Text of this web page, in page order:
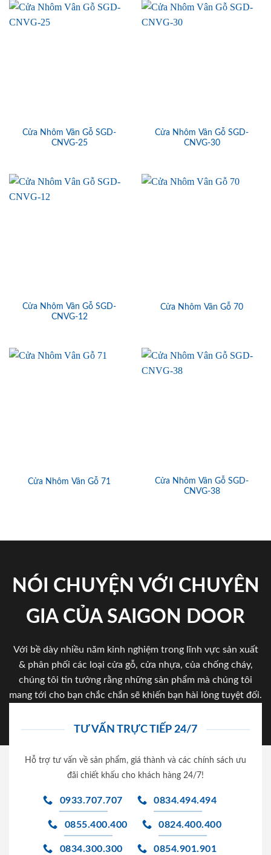
Cửa Nhôm Vân Gỗ SGD-
CNVG-25
Cửa Nhôm Vân Gỗ SGD-
CNVG-30
Cửa Nhôm Vân Gỗ SGD-
CNVG-12
Cửa Nhôm Vân Gỗ 70
Cửa Nhôm Vân Gỗ 71
Cửa Nhôm Vân Gỗ SGD-
CNVG-38
NÓI CHUYỆN VỚI CHUYÊN
GIA CỦA SAIGON DOOR
Với bề dày nhiều năm kinh nghiệm trong lĩnh vực sản xuất
& phân phối các loại cửa gỗ, cửa nhựa, của chống cháy,
chúng tôi tin tưởng rằng những sản phẩm mà chúng tôi
mang tới cho bạn chắc chắn sẽ khiến bạn hài lòng tuyệt đối.
TƯ VẤN TRỰC TIẾP 24/7
Hỗ trợ tư vấn về sản phẩm, giá thành và các chính sách ưu
đãi chiết khấu cho khách hàng 24/7!
0933.707.707 0834.494.494
0855.400.400 0824.400.400
0834.300.300 0854.901.901